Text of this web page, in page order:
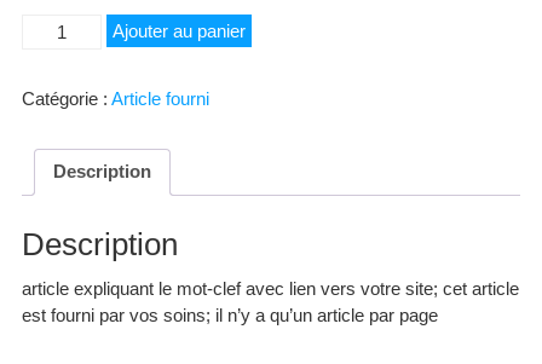
quantité
Ajouter au panier
Catégorie : Article fourni
Description
Description
article expliquant le mot-clef avec lien vers votre site; cet article
est fourni par vos soins; il n’y a qu’un article par page